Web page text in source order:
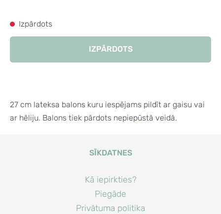
Izpārdots
IZPĀRDOTS
27 cm lateksa balons kuru iespējams pildīt ar gaisu vai
ar hēliju. Balons tiek pārdots nepiepūstā veidā.
SĪKDATNES
Kā iepirkties?
Piegāde
Privātuma politika